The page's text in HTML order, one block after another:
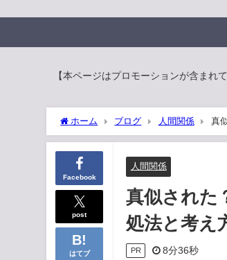
【本ページはプロモーションが含まれて
ホーム ブログ 人間関係 真
Facebook
post
はてブ
人間関係
真似された
処法と考え
PR 8分36秒